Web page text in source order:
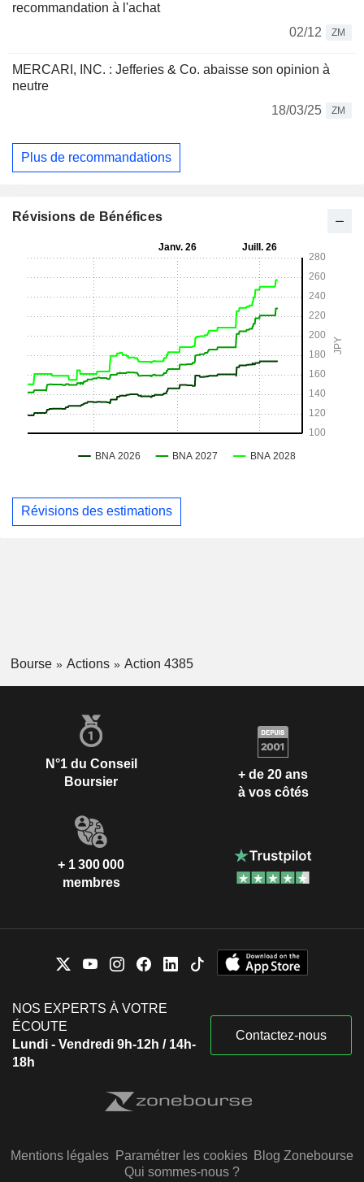
recommandation à l'achat
02/12
ZM
MERCARI, INC. : Jefferies & Co. abaisse son opinion à
neutre
18/03/25
ZM
Plus de recommandations
Révisions de Bénéfices
Révisions des estimations
Bourse Actions Action 4385
N°1 du Conseil
Boursier
+ de 20 ans
à vos côtés
+ 1 300 000
membres
NOS EXPERTS À VOTRE
ÉCOUTE
Lundi - Vendredi 9h-12h / 14h-
18h
Contactez-nous
Mentions légales Paramétrer les cookies Blog Zonebourse
Qui sommes-nous ?